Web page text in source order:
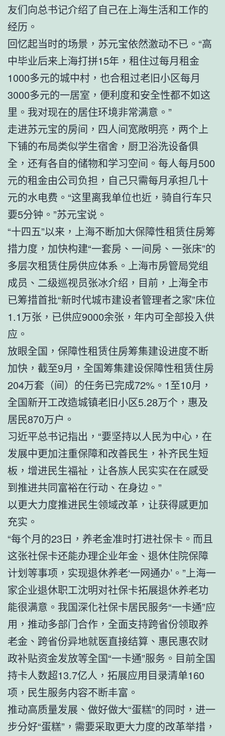
友们向总书记介绍了自己在上海生活和工作的
经历。
回忆起当时的场景，苏元宝依然激动不已。“高
中毕业后来上海打拼15年，租住过每月租金
1000多元的城中村，也合租过老旧小区每月
3000多元的一居室，便利度和安全性都不如这
里。我对现在的居住环境非常满意。”
走进苏元宝的房间，四人间宽敞明亮，两个上
下铺的布局类似学生宿舍，厨卫浴洗设备俱
全，还有各自的储物和学习空间。每人每月500
元的租金由公司负担，自己只需每月承担几十
元的水电费。“这里离我单位也近，骑自行车只
要5分钟。”苏元宝说。
“十四五”以来，上海不断加大保障性租赁住房筹
措力度，加快构建“一套房、一间房、一张床”的
多层次租赁住房供应体系。上海市房管局党组
成员、二级巡视员张冰介绍，目前，上海全市
已筹措首批“新时代城市建设者管理者之家”床位
1.1万张，已供应9000余张，年内可全部投入供
应。
放眼全国，保障性租赁住房筹集建设进度不断
加快，截至9月，全国筹集建设保障性租赁住房
204万套（间）的任务已完成72%。1至10月，
全国新开工改造城镇老旧小区5.28万个，惠及
居民870万户。
习近平总书记指出，“要坚持以人民为中心，在
发展中更加注重保障和改善民生，补齐民生短
板，增进民生福祉，让各族人民实实在在感受
到推进共同富裕在行动、在身边。”
以更大力度推进民生领域改革，让获得感更加
充实。
“每个月的23日，养老金准时打进社保卡。而且
这张社保卡还能办理企业年金、退休住院保障
计划等事项，实现退休养老‘一网通办’。”上海一
家企业退休职工沈明对社保卡拓展退休养老功
能很满意。我国深化社保卡居民服务“一卡通”应
用，推动多部门合作，全面支持跨省份领取养
老金、跨省份异地就医直接结算、惠民惠农财
政补贴资金发放等全国“一卡通”服务。目前全国
持卡人数超13.7亿人，拓展应用目录清单160
项，民生服务内容不断丰富。
推动高质量发展、做好做大“蛋糕”的同时，进一
步分好“蛋糕”，需要采取更大力度的改革举措，